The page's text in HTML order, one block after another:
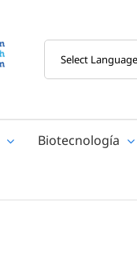
Biotecnología